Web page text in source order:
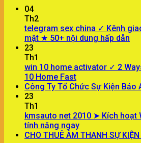
04
Th2
telegram sex china ✓ Kênh
mật ★ 50+ nội dung hấp dẫn
23
Th1
win 10 home activator ✓ 2
10 Home Fast
Công Ty Tổ Chức Sự Kiện Bảo
23
Th1
kmsauto net 2010 ➤ Kích hoạt
tính năng ngay
CHO THUÊ ÂM THANH SỰ